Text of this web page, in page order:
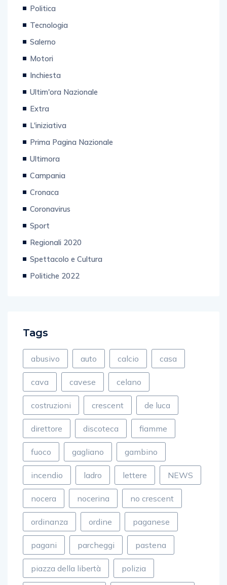
Politica
Tecnologia
Salerno
Motori
Inchiesta
Ultim'ora Nazionale
Extra
L'iniziativa
Prima Pagina Nazionale
Ultimora
Campania
Cronaca
Coronavirus
Sport
Regionali 2020
Spettacolo e Cultura
Politiche 2022
Tags
abusivo auto calcio casa
cava cavese celano
costruzioni crescent de luca
direttore discoteca fiamme
fuoco gagliano gambino
incendio ladro lettere NEWS
nocera nocerina no crescent
ordinanza ordine paganese
pagani parcheggi pastena
piazza della libertà polizia